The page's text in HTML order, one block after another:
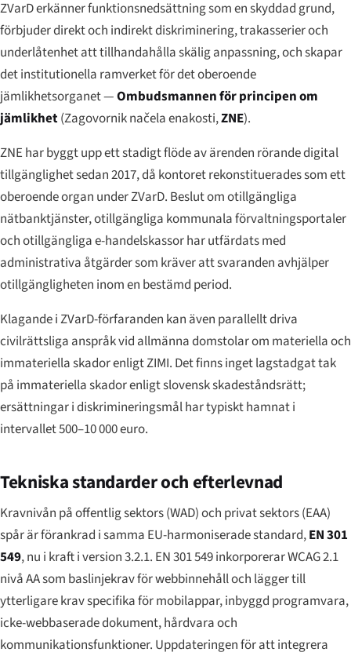
ZVarD erkänner funktionsnedsättning som en skyddad grund,
förbjuder direkt och indirekt diskriminering, trakasserier och
underlåtenhet att tillhandahålla skälig anpassning, och skapar
det institutionella ramverket för det oberoende
jämlikhetsorganet —Ombudsmannen för principen om
jämlikhet(Zagovornik načela enakosti,ZNE).
ZNE har byggt upp ett stadigt flöde av ärenden rörande digital
tillgänglighet sedan 2017, då kontoret rekonstituerades som ett
oberoende organ under ZVarD. Beslut om otillgängliga
nätbanktjänster, otillgängliga kommunala förvaltningsportaler
och otillgängliga e-handelskassor har utfärdats med
administrativa åtgärder som kräver att svaranden avhjälper
otillgängligheten inom en bestämd period.
Klagande i ZVarD-förfaranden kan även parallellt driva
civilrättsliga anspråk vid allmänna domstolar om materiella och
immateriella skador enligt ZIMI. Det finns inget lagstadgat tak
på immateriella skador enligt slovensk skadeståndsrätt;
ersättningar i diskrimineringsmål har typiskt hamnat i
intervallet 500–10 000 euro.
Tekniska standarder och efterlevnad
Kravnivån på offentlig sektors (WAD) och privat sektors (EAA)
spår är förankrad i samma EU-harmoniserade standard,EN 301
549, nu i kraft i version 3.2.1. EN 301 549 inkorporerar WCAG 2.1
nivå AA som baslinjekrav för webbinnehåll och lägger till
ytterligare krav specifika för mobilappar, inbyggd programvara,
icke-webbaserade dokument, hårdvara och
kommunikationsfunktioner. Uppdateringen för att integrera